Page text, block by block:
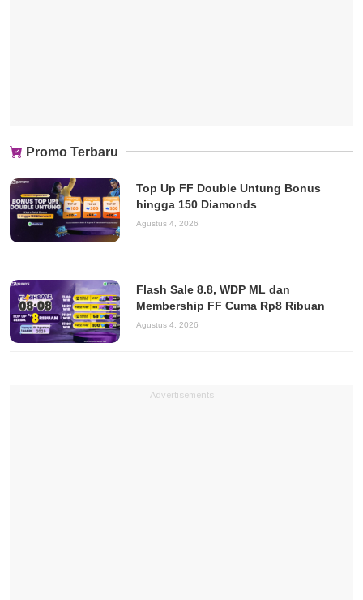
Promo Terbaru
Top Up FF Double Untung Bonus
hingga 150 Diamonds
Agustus 4, 2026
Flash Sale 8.8, WDP ML dan
Membership FF Cuma Rp8 Ribuan
Agustus 4, 2026
Advertisements